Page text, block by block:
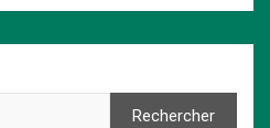
Rechercher